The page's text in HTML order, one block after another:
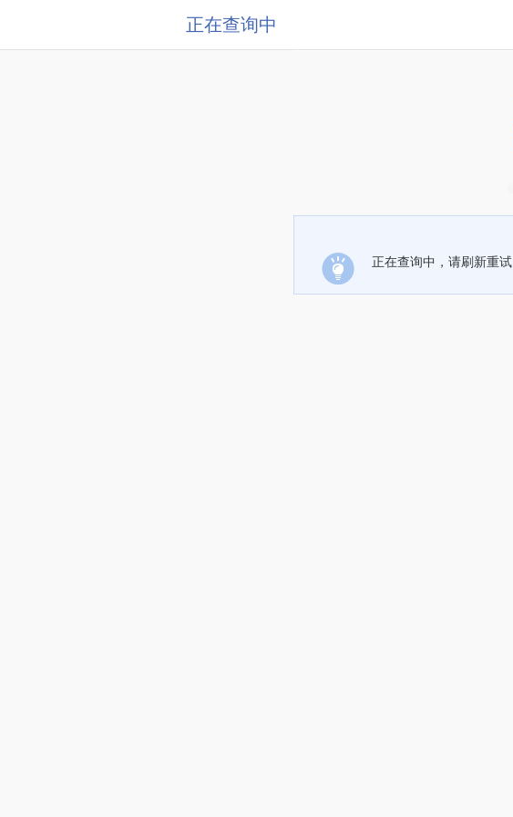
正在查询中
正在查询中，请刷新重试